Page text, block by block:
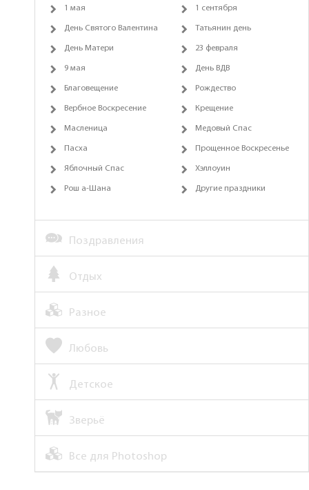
1 мая 1 сентября
День Святого Валентина Татьянин день
День Матери 23 февраля
9 мая День ВДВ
Благовещение Рождество
Вербное Воскресение Крещение
Масленица Медовый Спас
Пасха Прощенное Воскресенье
Яблочный Спас Хэллоуин
Рош а-Шана Другие праздники
Поздравления
Отдых
Разное
Любовь
Детское
Зверьё
Все для Photoshop